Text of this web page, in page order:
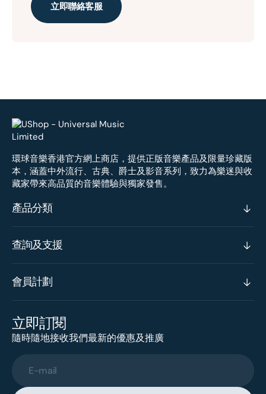
立即聯絡客服
環球音樂香港官方網上商店，提供正版音樂產品及限量珍藏版
本，涵蓋中外流行、古典、爵士及影音系列，致力為樂迷與收
藏家帶來高品質的音樂體驗與獨家發售。
產品分類
查詢及支援
會員計劃
立即訂閱
隨時隨地接收我們最新的優惠及推廣
E-mail